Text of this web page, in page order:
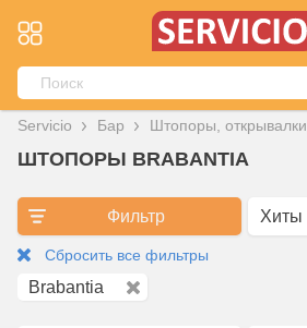
Servicio Бар Штопоры, открывалки
ШТОПОРЫ BRABANTIA
Фильтр
Сбросить все фильтры
Brabantia